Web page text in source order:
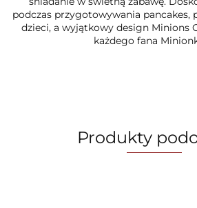
podczas przygotowywania pancakes,
dzieci, a wyjątkowy design Minions
każdego fana
Produkty